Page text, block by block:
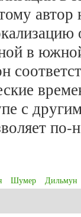
автор
в
с
по-
Шумер Дильмун